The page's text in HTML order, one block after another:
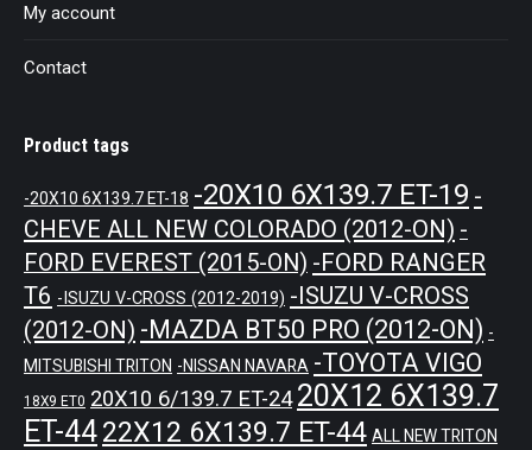
My account
Contact
Product tags
-20X10 6X139.7 ET-18 -20X10 6X139.7 ET-19 -
CHEVE ALL NEW COLORADO (2012-ON) -
FORD EVEREST (2015-ON) -FORD RANGER
T6 -ISUZU V-CROSS (2012-2019) -ISUZU V-CROSS
(2012-ON) -MAZDA BT50 PRO (2012-ON) -
MITSUBISHI TRITON -NISSAN NAVARA -TOYOTA VIGO
18X9 ET0 20X10 6/139.7 ET-24 20X12 6X139.7
ET-4422X12 6X139.7 ET-44 ALL NEW TRITON